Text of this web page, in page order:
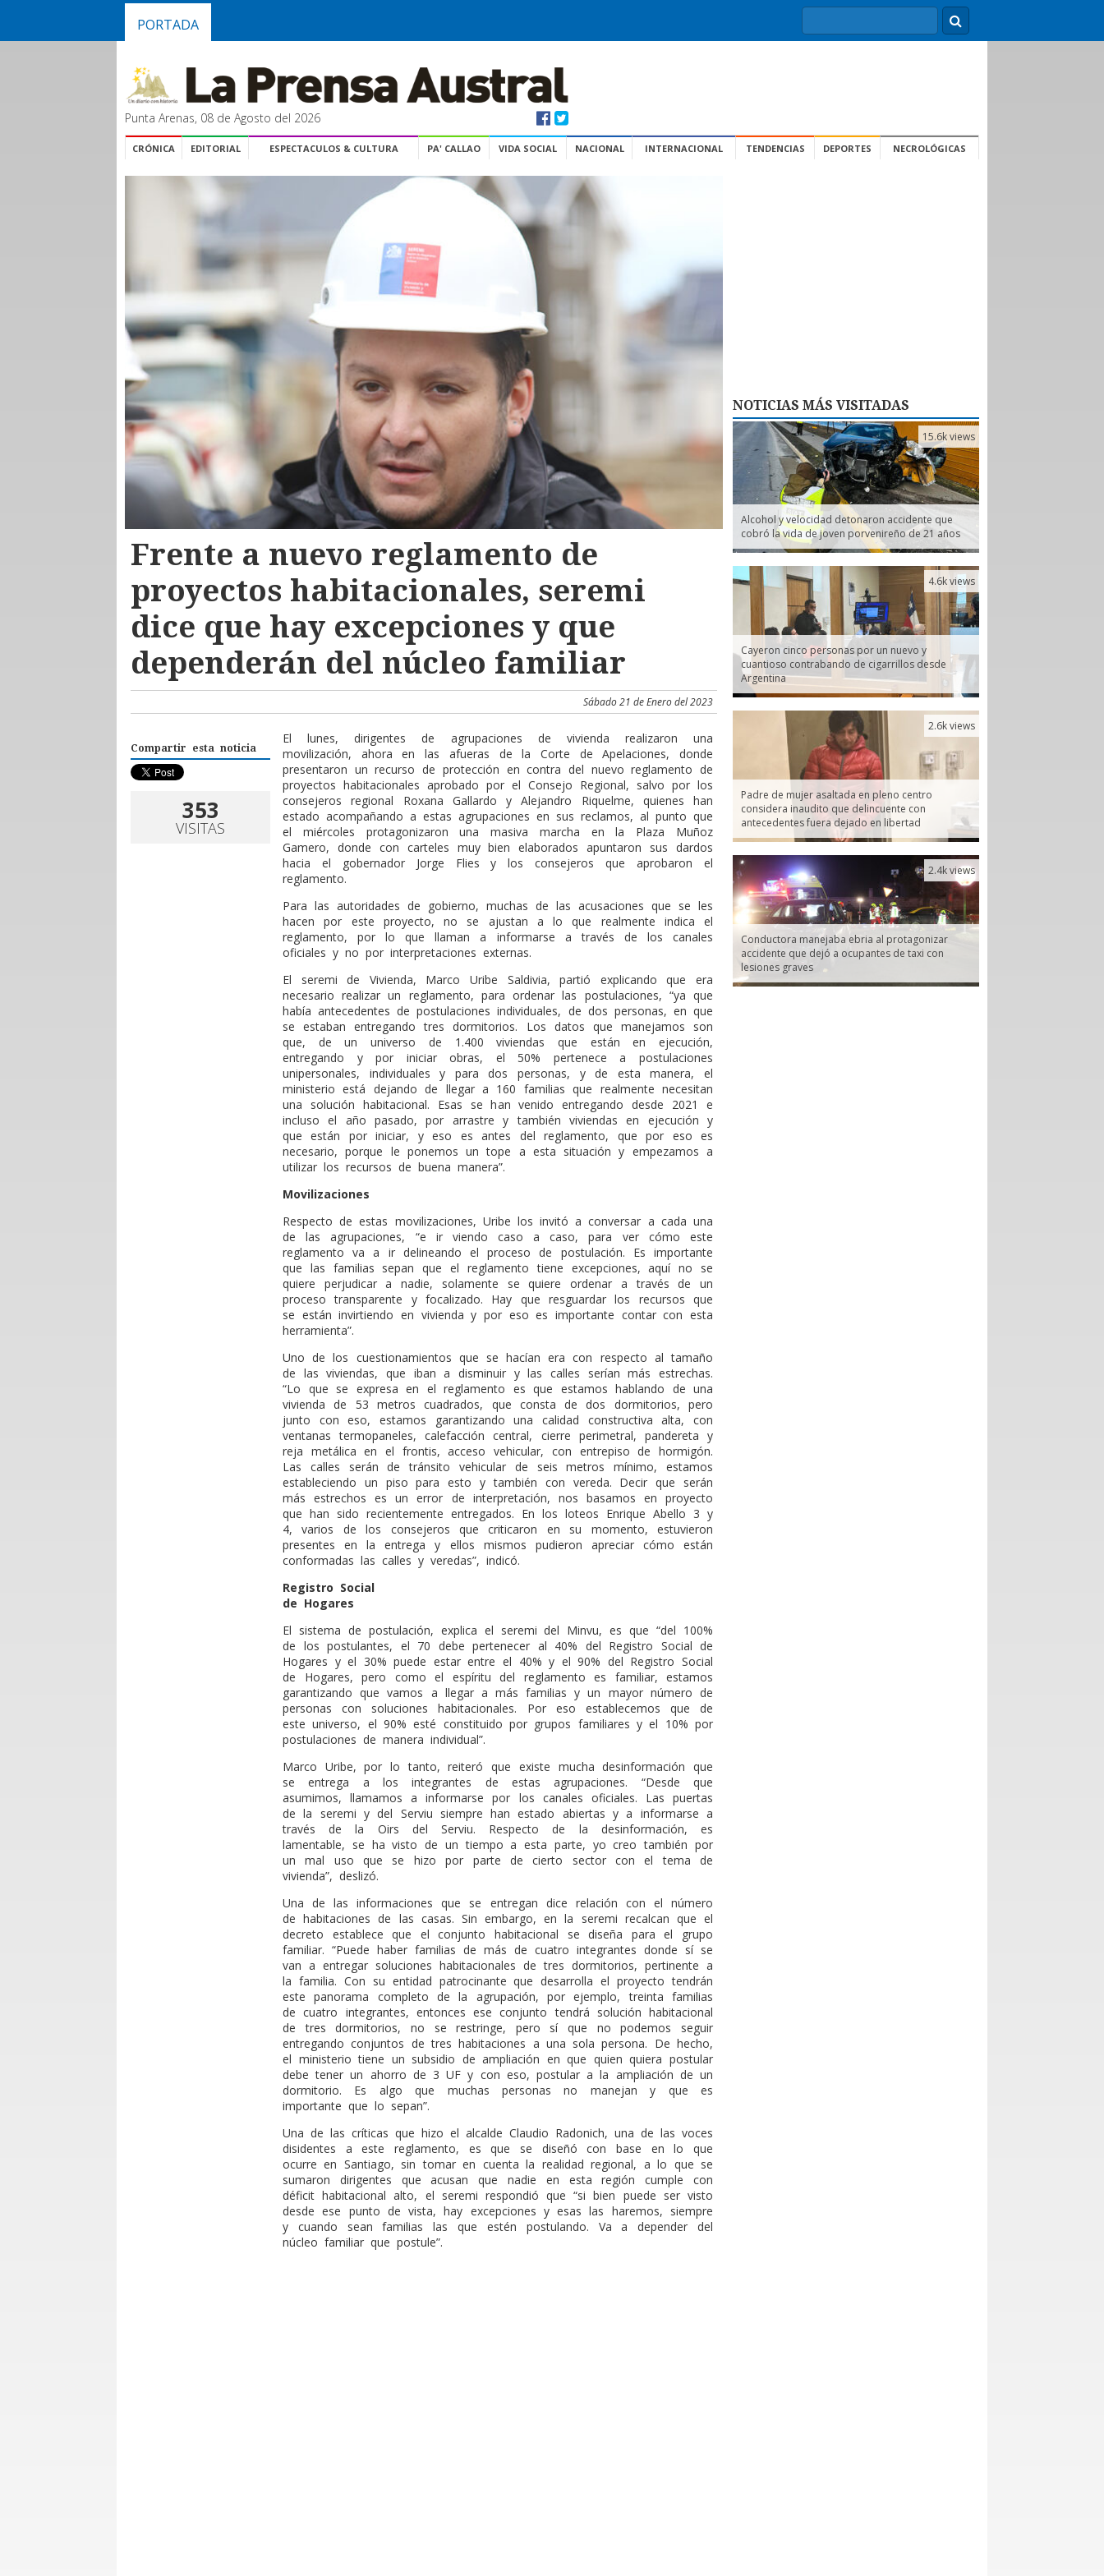
PORTADA
Punta Arenas, 08 de Agosto del 2026
CRÓNICA EDITORIAL ESPECTACULOS & CULTURA PA' CALLAO VIDA SOCIAL NACIONAL INTERNACIONAL TENDENCIAS DEPORTES NECROLÓGICAS
Frente a nuevo reglamento de
proyectos habitacionales, seremi
dice que hay excepciones y que
dependerán del núcleo familiar
Sábado 21 de Enero del 2023
Compartir esta noticia
353
VISITAS
El lunes, dirigentes de agrupaciones de vivienda realizaron una
movilización, ahora en las afueras de la Corte de Apelaciones, donde
presentaron un recurso de protección en contra del nuevo reglamento de
proyectos habitacionales aprobado por el Consejo Regional, salvo por los
consejeros regional Roxana Gallardo y Alejandro Riquelme, quienes han
estado acompañando a estas agrupaciones en sus reclamos, al punto que
el miércoles protagonizaron una masiva marcha en la Plaza Muñoz
Gamero, donde con carteles muy bien elaborados apuntaron sus dardos
hacia el gobernador Jorge Flies y los consejeros que aprobaron el
reglamento.
Para las autoridades de gobierno, muchas de las acusaciones que se les
hacen por este proyecto, no se ajustan a lo que realmente indica el
reglamento, por lo que llaman a informarse a través de los canales
oficiales y no por interpretaciones externas.
El seremi de Vivienda, Marco Uribe Saldivia, partió explicando que era
necesario realizar un reglamento, para ordenar las postulaciones, “ya que
había antecedentes de postulaciones individuales, de dos personas, en que
se estaban entregando tres dormitorios. Los datos que manejamos son
que, de un universo de 1.400 viviendas que están en ejecución,
entregando y por iniciar obras, el 50% pertenece a postulaciones
unipersonales, individuales y para dos personas, y de esta manera, el
ministerio está dejando de llegar a 160 familias que realmente necesitan
una solución habitacional. Esas se han venido entregando desde 2021 e
incluso el año pasado, por arrastre y también viviendas en ejecución y
que están por iniciar, y eso es antes del reglamento, que por eso es
necesario, porque le ponemos un tope a esta situación y empezamos a
utilizar los recursos de buena manera”.
Movilizaciones
Respecto de estas movilizaciones, Uribe los invitó a conversar a cada una
de las agrupaciones, “e ir viendo caso a caso, para ver cómo este
reglamento va a ir delineando el proceso de postulación. Es importante
que las familias sepan que el reglamento tiene excepciones, aquí no se
quiere perjudicar a nadie, solamente se quiere ordenar a través de un
proceso transparente y focalizado. Hay que resguardar los recursos que
se están invirtiendo en vivienda y por eso es importante contar con esta
herramienta”.
Uno de los cuestionamientos que se hacían era con respecto al tamaño
de las viviendas, que iban a disminuir y las calles serían más estrechas.
“Lo que se expresa en el reglamento es que estamos hablando de una
vivienda de 53 metros cuadrados, que consta de dos dormitorios, pero
junto con eso, estamos garantizando una calidad constructiva alta, con
ventanas termopaneles, calefacción central, cierre perimetral, pandereta y
reja metálica en el frontis, acceso vehicular, con entrepiso de hormigón.
Las calles serán de tránsito vehicular de seis metros mínimo, estamos
estableciendo un piso para esto y también con vereda. Decir que serán
más estrechos es un error de interpretación, nos basamos en proyecto
que han sido recientemente entregados. En los loteos Enrique Abello 3 y
4, varios de los consejeros que criticaron en su momento, estuvieron
presentes en la entrega y ellos mismos pudieron apreciar cómo están
conformadas las calles y veredas”, indicó.
Registro Social
de Hogares
El sistema de postulación, explica el seremi del Minvu, es que “del 100%
de los postulantes, el 70 debe pertenecer al 40% del Registro Social de
Hogares y el 30% puede estar entre el 40% y el 90% del Registro Social
de Hogares, pero como el espíritu del reglamento es familiar, estamos
garantizando que vamos a llegar a más familias y un mayor número de
personas con soluciones habitacionales. Por eso establecemos que de
este universo, el 90% esté constituido por grupos familiares y el 10% por
postulaciones de manera individual”.
Marco Uribe, por lo tanto, reiteró que existe mucha desinformación que
se entrega a los integrantes de estas agrupaciones. “Desde que
asumimos, llamamos a informarse por los canales oficiales. Las puertas
de la seremi y del Serviu siempre han estado abiertas y a informarse a
través de la Oirs del Serviu. Respecto de la desinformación, es
lamentable, se ha visto de un tiempo a esta parte, yo creo también por
un mal uso que se hizo por parte de cierto sector con el tema de
vivienda”, deslizó.
Una de las informaciones que se entregan dice relación con el número
de habitaciones de las casas. Sin embargo, en la seremi recalcan que el
decreto establece que el conjunto habitacional se diseña para el grupo
familiar. “Puede haber familias de más de cuatro integrantes donde sí se
van a entregar soluciones habitacionales de tres dormitorios, pertinente a
la familia. Con su entidad patrocinante que desarrolla el proyecto tendrán
este panorama completo de la agrupación, por ejemplo, treinta familias
de cuatro integrantes, entonces ese conjunto tendrá solución habitacional
de tres dormitorios, no se restringe, pero sí que no podemos seguir
entregando conjuntos de tres habitaciones a una sola persona. De hecho,
el ministerio tiene un subsidio de ampliación en que quien quiera postular
debe tener un ahorro de 3 UF y con eso, postular a la ampliación de un
dormitorio. Es algo que muchas personas no manejan y que es
importante que lo sepan”.
Una de las críticas que hizo el alcalde Claudio Radonich, una de las voces
disidentes a este reglamento, es que se diseñó con base en lo que
ocurre en Santiago, sin tomar en cuenta la realidad regional, a lo que se
sumaron dirigentes que acusan que nadie en esta región cumple con
déficit habitacional alto, el seremi respondió que “si bien puede ser visto
desde ese punto de vista, hay excepciones y esas las haremos, siempre
y cuando sean familias las que estén postulando. Va a depender del
núcleo familiar que postule”.
NOTICIAS MÁS VISITADAS
Alcohol y velocidad detonaron accidente que
cobró la vida de joven porvenireño de 21 años
15.6k views
Cayeron cinco personas por un nuevo y
cuantioso contrabando de cigarrillos desde
Argentina
4.6k views
Padre de mujer asaltada en pleno centro
considera inaudito que delincuente con
antecedentes fuera dejado en libertad
2.6k views
Conductora manejaba ebria al protagonizar
accidente que dejó a ocupantes de taxi con
lesiones graves
2.4k views